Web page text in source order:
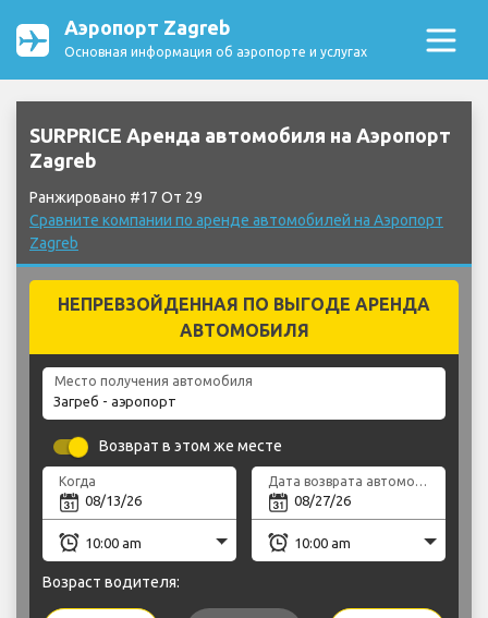
Аэропорт Zagreb
Основная информация об аэропорте и услугах
SURPRICE Аренда автомобиля на Аэропорт
Zagreb
Ранжировано #17 От 29
Сравните компании по аренде автомобилей на Аэропорт
Zagreb
НЕПРЕВЗОЙДЕННАЯ ПО ВЫГОДЕ АРЕНДА
АВТОМОБИЛЯ
Место получения автомобиля
Возврат в этом же месте
Когда Дата возврата автомобиля
Возраст водителя: